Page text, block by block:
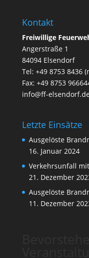
Kontakt
Freiwillige
Angerstraße 1
84094 Elsendorf
Tel: +49 8753 8436
Fax: +49 8753
info@ff-
Letzte Einsätze
Ausgelöste
16. Januar 2024
Verkehrsunfall
21. Dezember
Ausgelöste
11. Dezember